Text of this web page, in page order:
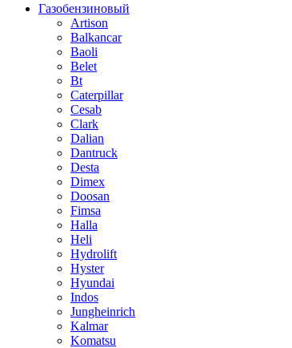
Газобензиновый
Artison
Balkancar
Baoli
Belet
Bt
Caterpillar
Cesab
Clark
Dalian
Dantruck
Desta
Dimex
Doosan
Fimsa
Halla
Heli
Hydrolift
Hyster
Hyundai
Indos
Jungheinrich
Kalmar
Komatsu